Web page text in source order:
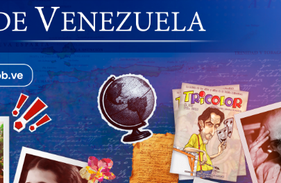
Caracas 09 de marzo de 2006 N° 38.394